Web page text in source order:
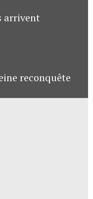
arrivent
reconquête